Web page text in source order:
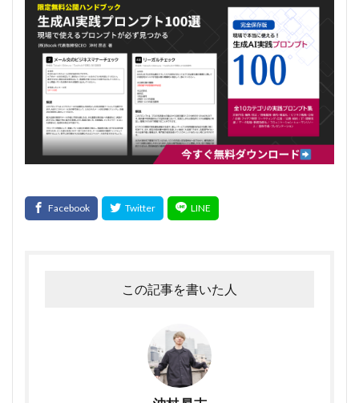
この記事を書いた人